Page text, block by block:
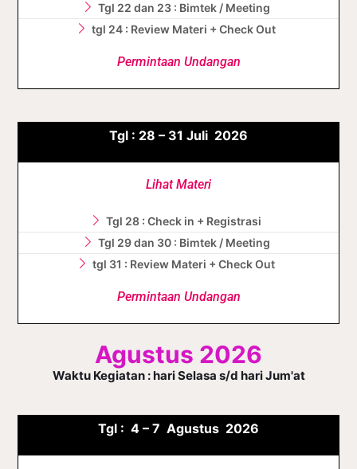
Tgl 22 dan 23 : Bimtek / Meeting
tgl 24 : Review Materi + Check Out
Permintaan Undangan
Tgl : 28 – 31 Juli 2026
Lihat Materi
Tgl 28 : Check in + Registrasi
Tgl 29 dan 30 : Bimtek / Meeting
tgl 31 : Review Materi + Check Out
Permintaan Undangan
Agustus 2026
Waktu Kegiatan : hari Selasa s/d hari Jum'at
Tgl : 4 – 7 Agustus 2026